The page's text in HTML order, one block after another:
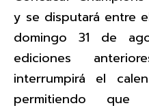
y se disputará entre
domingo 31 de
ediciones
interrumpirá el
permitiendo